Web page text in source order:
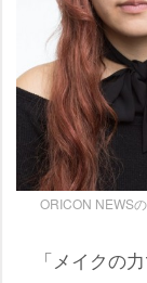
ORICON NEWS
「メイクの